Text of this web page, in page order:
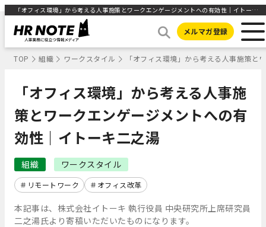
「オフィス環境」から考える人事施策とワークエンゲージメントへの有効性｜イトーキ二之湯 ｜HR NOTE
メルマガ登録
TOP 組織 ワークスタイル 「オフィス環境」から考える人事施策
「オフィス環境」から考える人事施
策とワークエンゲージメントへの有
効性｜イトーキ二之湯
組織 ワークスタイル
リモートワーク オフィス改革
本記事は、株式会社イトーキ 執行役員 中央研究所上席研究員
二之湯氏より寄稿いただいたものになります。